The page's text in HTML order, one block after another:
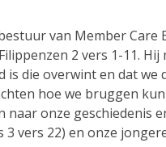
van Member Care
2 vers 1-11. Hij
die overwint en dat we
hoe we bruggen
onze geschiedenis
3 vers 22) en onze